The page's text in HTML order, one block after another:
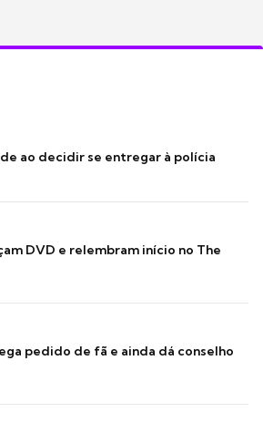
ao decidir se entregar à polícia
DVD e relembram início no The
pedido de fã e ainda dá conselho